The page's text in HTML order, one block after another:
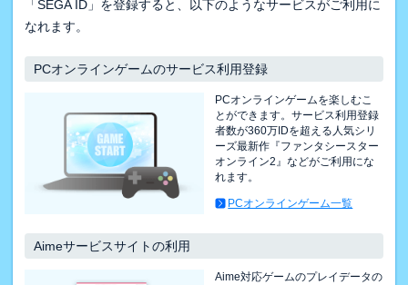
「SEGA ID」を登録すると、以下のようなサービスがご利用に
なれます。
PCオンラインゲームのサービス利用登録
PCオンラインゲームを楽しむこ
とができます。サービス利用登録
者数が360万IDを超える人気シリ
ーズ最新作『ファンタシースター
オンライン2』などがご利用にな
れます。
PCオンラインゲーム一覧
Aimeサービスサイトの利用
Aime対応ゲームのプレイデータの